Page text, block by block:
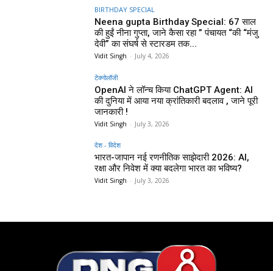
BIRTHDAY SPECIAL
Neena gupta Birthday Special: 67 साल
की हुईं नीना गुप्ता, जाने कैसा रहा ” पंचायत “की “मंजु
देवी” का संघर्ष से स्टारडम तक...
Vidit Singh - July 4, 2026
टेक्नोलॉजी
OpenAI ने लॉन्च किया ChatGPT Agent: AI
की दुनिया में आया नया क्रांतिकारी बदलाव , जाने पूरी
जानकारी !
Vidit Singh - July 3, 2026
देश - विदेश
भारत-जापान नई रणनीतिक साझेदारी 2026: AI,
रक्षा और निवेश में क्या बदलेगा भारत का भविष्य?
Vidit Singh - July 3, 2026